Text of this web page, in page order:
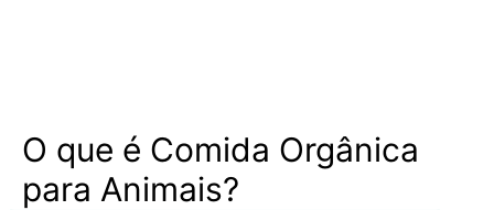
O que é Comida Orgânica
para Animais?